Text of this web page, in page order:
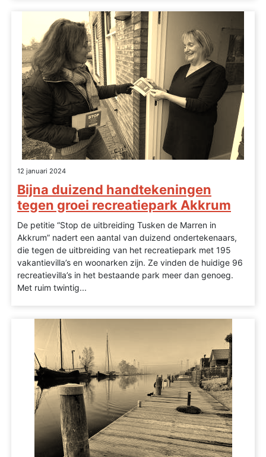
12 januari 2024
Bijna duizend handtekeningen
tegen groei recreatiepark Akkrum
­De petitie “Stop de uitbreiding Tusken de Marren in
Akkrum” nadert een aantal van duizend ondertekenaars,
die tegen de uitbreiding van het recreatiepark met 195
vakantievilla’s en woonarken zijn. Ze vinden de huidige 96
recreatievilla’s in het bestaande park meer dan genoeg.
Met ruim twintig...